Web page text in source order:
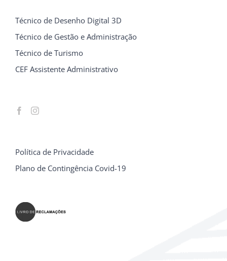
Técnico de Desenho Digital 3D
Técnico de Gestão e Administração
Técnico de Turismo
CEF Assistente Administrativo
Política de Privacidade
Plano de Contingência Covid-19